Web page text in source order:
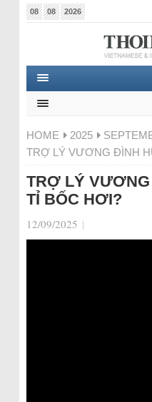
08 08 2026
HOME 2025
TRỢ LÝ VƯƠNG ĐÌNH
TRỢ LÝ
TỈ BỐC HƠI?
12/09/2025 |